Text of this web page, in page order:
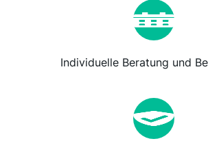
Individuelle Beratung und